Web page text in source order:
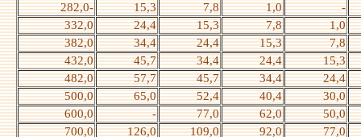
282,0-
15,3 7,8 1,0
-
332,0
24,4 15,3 7,8
1,0
382,0
34,4 24,4 15,3
7,8
432,0
45,7 34,4 24,4
15,3
482,0
57,7 45,7 34,4
24,4
500,0
65,0 52,4 40,4
30,0
600,0
- 77,0 62,0
50,0
700,0
126,0 109,0 92,0
77,0